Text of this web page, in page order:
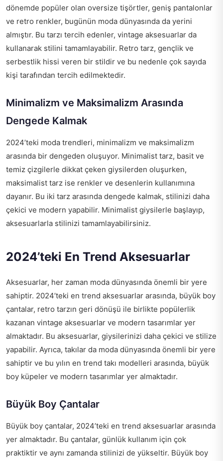
dönemde popüler olan oversize tişörtler, geniş pantalonlar
ve retro renkler, bugünün moda dünyasında da yerini
almıştır. Bu tarzı tercih edenler, vintage aksesuarlar da
kullanarak stilini tamamlayabilir. Retro tarz, gençlik ve
serbestlik hissi veren bir stildir ve bu nedenle çok sayıda
kişi tarafından tercih edilmektedir.
Minimalizm ve Maksimalizm Arasında
Dengede Kalmak
2024’teki moda trendleri, minimalizm ve maksimalizm
arasında bir dengeden oluşuyor. Minimalist tarz, basit ve
temiz çizgilerle dikkat çeken giysilerden oluşurken,
maksimalist tarz ise renkler ve desenlerin kullanımına
dayanır. Bu iki tarz arasında dengede kalmak, stilinizi daha
çekici ve modern yapabilir. Minimalist giysilerle başlayıp,
aksesuarlarla stilinizi tamamlayabilirsiniz.
2024’teki En Trend Aksesuarlar
Aksesuarlar, her zaman moda dünyasında önemli bir yere
sahiptir. 2024’teki en trend aksesuarlar arasında, büyük boy
çantalar, retro tarzın geri dönüşü ile birlikte popülerlik
kazanan vintage aksesuarlar ve modern tasarımlar yer
almaktadır. Bu aksesuarlar, giysilerinizi daha çekici ve stilize
yapabilir. Ayrıca, takılar da moda dünyasında önemli bir yere
sahiptir ve bu yılın en trend takı modelleri arasında, büyük
boy küpeler ve modern tasarımlar yer almaktadır.
Büyük Boy Çantalar
Büyük boy çantalar, 2024’teki en trend aksesuarlar arasında
yer almaktadır. Bu çantalar, günlük kullanım için çok
praktiktir ve aynı zamanda stilinizi de yükseltir. Büyük boy